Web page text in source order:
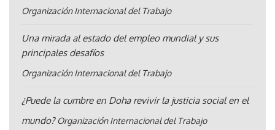
Organización Internacional del Trabajo
Una mirada al estado del empleo mundial y sus
principales desafíos
Organización Internacional del Trabajo
¿Puede la cumbre en Doha revivir la justicia social en el
mundo? Organización Internacional del Trabajo